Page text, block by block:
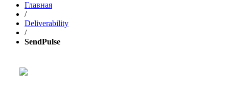
Главная
/
Deliverability
/
SendPulse